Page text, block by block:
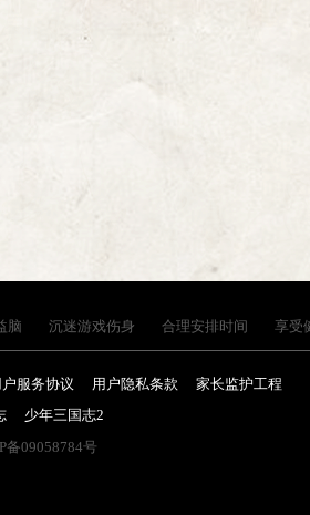
脑 沉迷游戏伤身 合理安排时间 享受
户服务协议 用户隐私条款
家长监护工程
少年三国志2
备09058784号